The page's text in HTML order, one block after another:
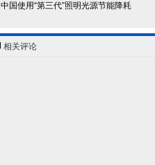
中国使用“第三代”照明光源节能降耗
相关评论